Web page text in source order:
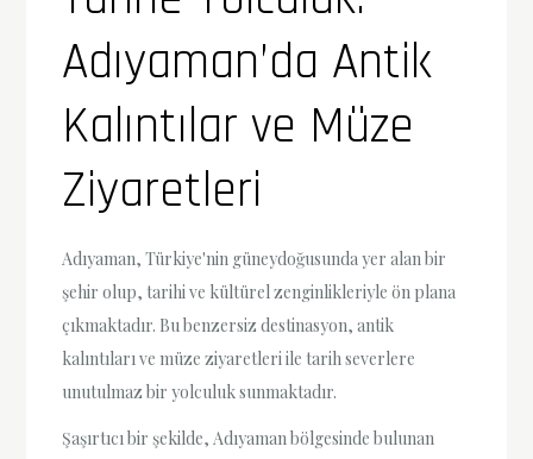
Adıyaman’da Antik
Kalıntılar ve Müze
Ziyaretleri
Adıyaman, Türkiye'nin güneydoğusunda yer alan bir
şehir olup, tarihi ve kültürel zenginlikleriyle ön plana
çıkmaktadır. Bu benzersiz destinasyon, antik
kalıntıları ve müze ziyaretleri ile tarih severlere
unutulmaz bir yolculuk sunmaktadır.
Şaşırtıcı bir şekilde, Adıyaman bölgesinde bulunan